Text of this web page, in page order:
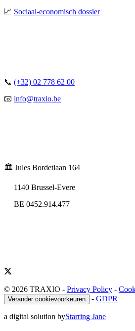
📈 Sociaal-economisch dossier
📞 (+32) 02 778 62 00
📧 info@traxio.be
🏛️ Jules Bordetlaan 164
1140 Brussel-Evere
BE 0452.914.477
© 2026 TRAXIO - Privacy Policy -
Verander cookievoorkeuren - GDPR
a digital solution byStarring Jane